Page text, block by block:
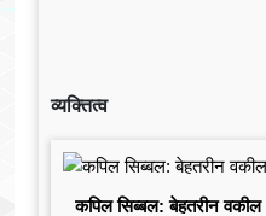
व्यक्तित्व
कपिल सिब्बल: बेहतरीन वकील